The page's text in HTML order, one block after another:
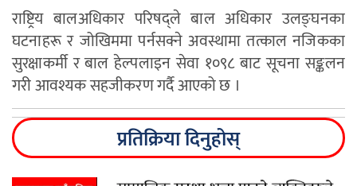
राष्ट्रिय बालअधिकार परिषद्ले बाल अधिकार उलङ्घनका
घटनाहरू र जोखिममा पर्नसक्ने अवस्थामा तत्काल नजिकका
सुरक्षाकर्मी र बाल हेल्पलाइन सेवा १०९८ बाट सूचना सङ्कलन
गरी आवश्यक सहजीकरण गर्दै आएको छ ।
प्रतिक्रिया दिनुहोस्